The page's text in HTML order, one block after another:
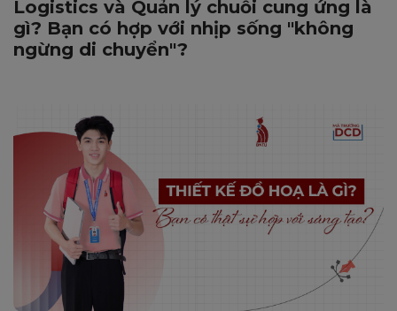
Logistics và Quản lý chuỗi cung ứng là
gì? Bạn có hợp với nhịp sống "không
ngừng di chuyển"?